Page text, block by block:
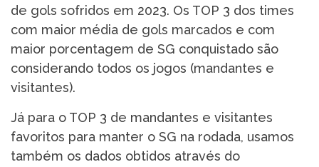
de gols sofridos em 2023. Os TOP 3 dos times
com maior média de gols marcados e com
maior porcentagem de SG conquistado são
considerando todos os jogos (mandantes e
visitantes).
Já para o TOP 3 de mandantes e visitantes
favoritos para manter o SG na rodada, usamos
também os dados obtidos através do